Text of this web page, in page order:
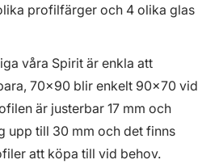
profilfärger och 4 olika glas
våra Spirit är enkla att
70x90 blir enkelt 90x70 vid
är justerbar 17 mm och
upp till 30 mm och det finns
att köpa till vid behov.